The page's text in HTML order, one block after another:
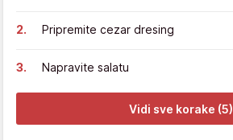
Pripremite cezar dresing
Napravite salatu
Vidi sve korake (5)